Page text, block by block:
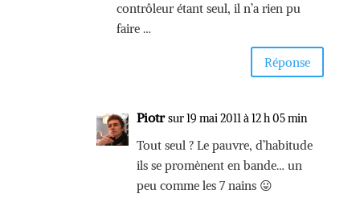
contrôleur étant seul, il n’a rien pu
faire …
Réponse
Piotr sur 19 mai 2011 à 12 h 05 min
Tout seul ? Le pauvre, d’habitude
ils se promènent en bande… un
peu comme les 7 nains 😛